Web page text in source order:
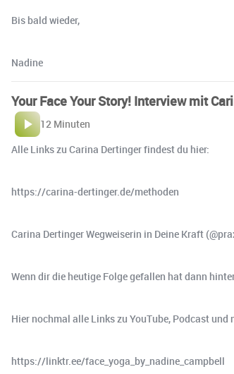
Bis bald wieder,
Nadine
Your Face Your Story! Interview mit
12 Minuten
Alle Links zu Carina Dertinger findest du hier:
https://carina-dertinger.de/methoden
Carina Dertinger Wegweiserin in Deine Kraft
Wenn dir die heutige Folge gefallen hat dann
Hier nochmal alle Links zu YouTube, Podcast und
https://linktr.ee/face_yoga_by_nadine_campbell